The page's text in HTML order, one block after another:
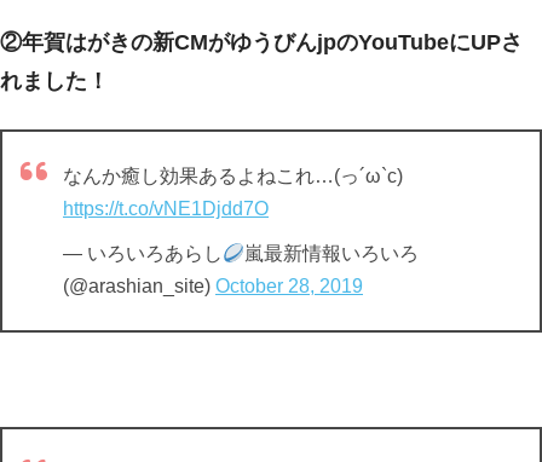
②年賀はがきの新CMがゆうびんjpのYouTubeにUPさ
れました！
なんか癒し効果あるよねこれ…(っ´ω`c)
https://t.co/vNE1Djdd7O
— いろいろあらし
嵐最新情報いろいろ
(@arashian_site) October 28, 2019